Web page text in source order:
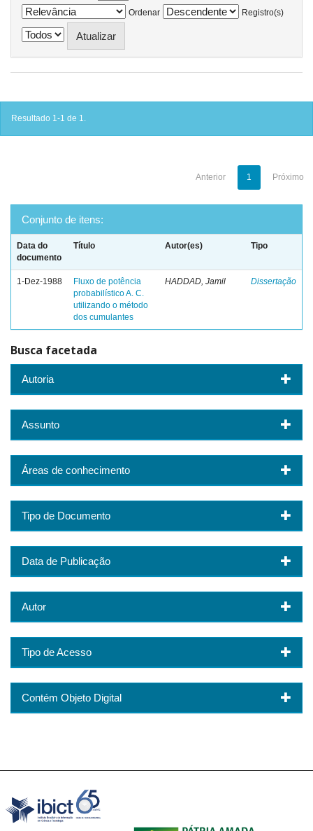
Ordenar
Registro(s)
Resultado 1-1 de 1.
Anterior 1 Próximo
Conjunto de itens:
Data do
documento
Título Autor(es) Tipo
1-Dez-1988
Fluxo de potência
probabilístico A. C.
utilizando o método
dos cumulantes
HADDAD, Jamil Dissertação
Busca facetada
Autoria
Assunto
Áreas de conhecimento
Tipo de Documento
Data de Publicação
Autor
Tipo de Acesso
Contém Objeto Digital